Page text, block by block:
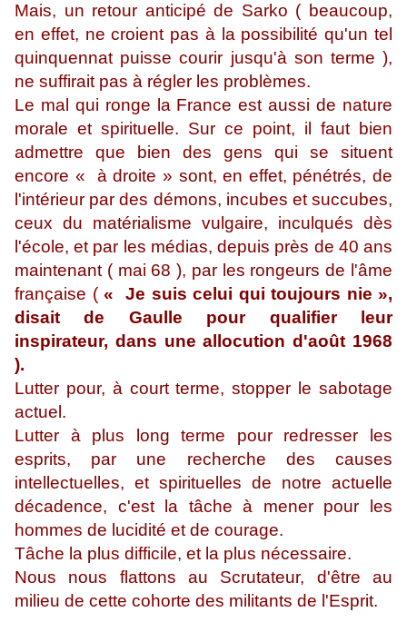
Mais, un retour anticipé de Sarko ( beaucoup,
en effet, ne croient pas à la possibilité qu'un tel
quinquennat puisse courir jusqu'à son terme ),
ne suffirait pas à régler les problèmes.
Le mal qui ronge la France est aussi de nature
morale et spirituelle. Sur ce point, il faut bien
admettre que bien des gens qui se situent
encore « à droite » sont, en effet, pénétrés, de
l'intérieur par des démons, incubes et succubes,
ceux du matérialisme vulgaire, inculqués dès
l'école, et par les médias, depuis près de 40 ans
maintenant ( mai 68 ), par les rongeurs de l'âme
française ( « Je suis celui qui toujours nie »,
disait de Gaulle pour qualifier leur
inspirateur, dans une allocution d'août 1968
).
Lutter pour, à court terme, stopper le sabotage
actuel.
Lutter à plus long terme pour redresser les
esprits, par une recherche des causes
intellectuelles, et spirituelles de notre actuelle
décadence, c'est la tâche à mener pour les
hommes de lucidité et de courage.
Tâche la plus difficile, et la plus nécessaire.
Nous nous flattons au Scrutateur, d'être au
milieu de cette cohorte des militants de l'Esprit.